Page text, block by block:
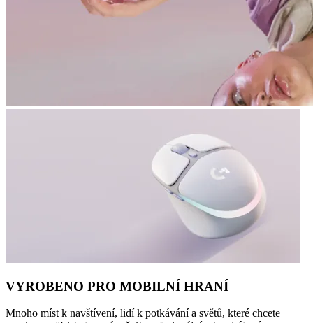
VYROBENO PRO MOBILNÍ HRANÍ
Mnoho míst k navštívení, lidí k potkávání a světů, které chcete